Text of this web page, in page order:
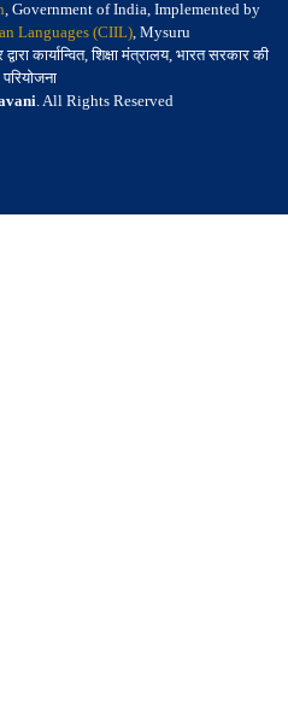
, Government of India, Implemented by
Languages (CIIL), Mysuru
कार्यान्वित, शिक्षा मंत्रालय, भारत सरकार की
. All Rights Reserved